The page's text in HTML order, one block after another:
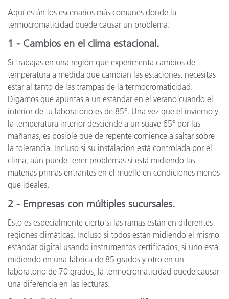
Aquí están los escenarios más comunes donde la
termocromaticidad puede causar un problema:
1 - Cambios en el clima estacional.
Si trabajas en una región que experimenta cambios de
temperatura a medida que cambian las estaciones, necesitas
estar al tanto de las trampas de la termocromaticidad.
Digamos que apuntas a un estándar en el verano cuando el
interior de tu laboratorio es de 85°. Una vez que el invierno y
la temperatura interior desciende a un suave 65° por las
mañanas, es posible que de repente comience a saltar sobre
la tolerancia. Incluso si su instalación está controlada por el
clima, aún puede tener problemas si está midiendo las
materias primas entrantes en el muelle en condiciones menos
que ideales.
2 - Empresas con múltiples sucursales.
Esto es especialmente cierto si las ramas están en diferentes
regiones climáticas. Incluso si todos están midiendo el mismo
estándar digital usando instrumentos certificados, si uno está
midiendo en una fábrica de 85 grados y otro en un
laboratorio de 70 grados, la termocromaticidad puede causar
una diferencia en las lecturas.